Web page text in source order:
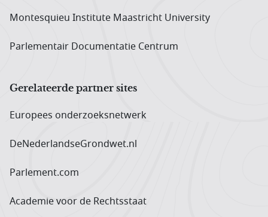
Montesquieu Institute Maastricht University
Parlementair Documentatie Centrum
Gerelateerde partner sites
Europees onderzoeks­netwerk
DeNederlandseGrondwet.nl
Parlement.com
Academie voor de Rechtsstaat